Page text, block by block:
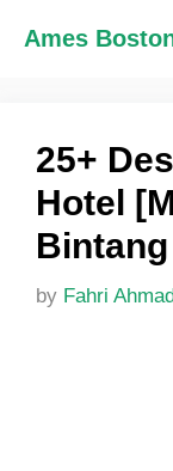
Ames
25+
Hotel
by Fahri